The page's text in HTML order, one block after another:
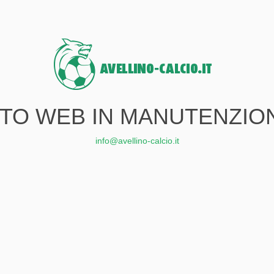
WEB IN
info@avellino-calcio.it